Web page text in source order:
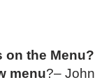
on the
menu?–